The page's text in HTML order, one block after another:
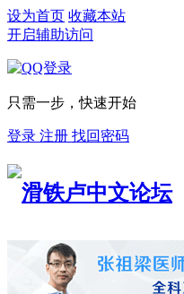
设为首页 收藏本站
开启辅助访问
只需一步，快速开始
登录 注册 找回密码